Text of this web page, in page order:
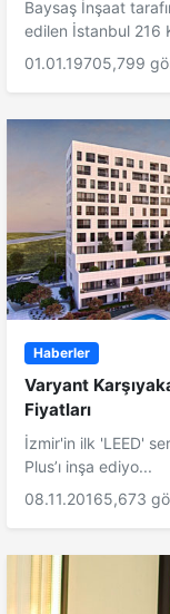
Baysaş İnşaat
edilen İstanbul 216
01.01.19705,799
Haberler
Varyant
Fiyatları
İzmir'in ilk 'LEED'
Plus’ı inşa ediyo...
08.11.20165,673